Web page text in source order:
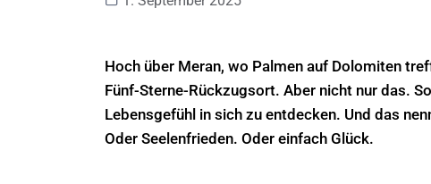
Hoch über Meran, wo Palmen auf Dolomiten
Fünf-Sterne-Rückzugsort. Aber nicht nur das.
Lebensgefühl in sich zu entdecken. Und das
Oder Seelenfrieden. Oder einfach Glück.